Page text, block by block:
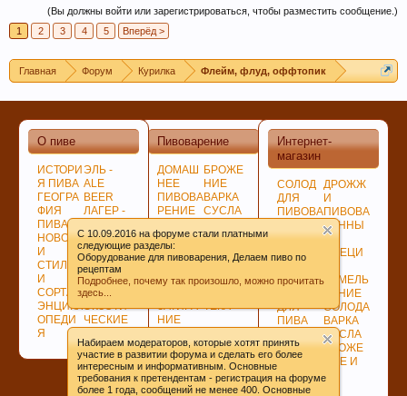
Кофе оказывает воздействие на
преждевременное старение человека и
же наоборот защищает ДНК.
Пиво может оказать положительное действие
при сердечно-сосудистых заболеваниях и
служить средством их профилактики
C 10.09.2016 на форуме стали платными
следующие разделы:
Оборудование для пивоварения, Делаем пиво по
рецептам
Подробнее, почему так произошло, можно прочитать
здесь...
Набираем модераторов, которые хотят принять
участие в развитии форума и сделать его более
интересным и информативным. Основные
требования к претендентам - регистрация на форуме
более 1 года, сообщений не менее 400. Основные
(Вы должны войти или зарегистрироваться, чтобы разместить сообщение.)
1
2 3 4 5 Вперёд >
Главная Форум Курилка Флейм, флуд, оффтопик
Интернет-
магазин
СОЛОД
ДЛЯ
ПИВОВА
НЕСОЛ
ОЖЕНО
СЫРЬЁ
ДЛЯ
ПИВА
ВАРКИ
ХМЕЛЯ
ДРОЖЖ
И
ПИВОВА
РЕННЫ
Е
СПЕЦИ
ИЗМЕЛЬ
ЧЕНИЕ
СОЛОДА
ВАРКА
СУСЛА
БРОЖЕ
НИЕ И
ВЫДЕРЖКА
ПИВА
О пиве
ИСТОРИ
Я ПИВА
ГЕОГРА
ФИЯ
ПИВА
НОВОСТ
И
СТИЛИ
И
СОРТА
ЭНЦИКЛ
ОПЕДИ
Я
ЭЛЬ -
ALE
BEER
ЛАГЕР -
ПО
ЦВЕТУ
ГИБРИД
НЫЕ
СОРТА
ЭКЗОТИ
ЧЕСКИЕ
Пивоварение
ДОМАШ
НЕЕ
ПИВОВА
РЕНИЕ
ОВКА,
ПРОГРА
СОВЕТ
ЗАТИРА
НИЕ
БРОЖЕ
НИЕ
ВАРКА
СУСЛА
LAGER
СОЗРЕВ
АНИЕ
ПИВА
ТЕКА